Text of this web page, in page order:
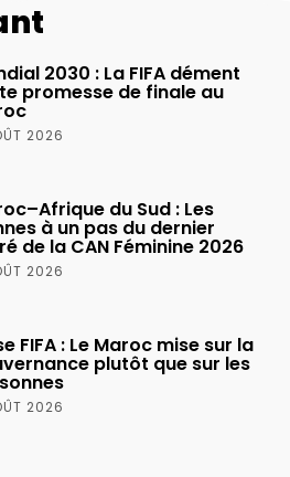
2030 : La FIFA dément
promesse de finale au
2026
du Sud : Les
à un pas du dernier
de la CAN Féminine 2026
2026
FIFA : Le Maroc mise sur la
plutôt que sur les
2026